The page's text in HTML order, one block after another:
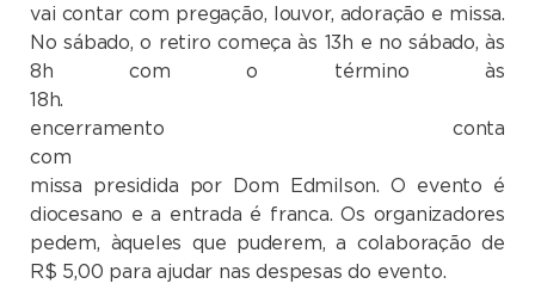
vai contar com pregação, louvor, adoração e missa.
No sábado, o retiro começa às 13h e no sábado, às
8h com o término às
18h.
encerramento conta
com
missa presidida por Dom Edmilson. O evento é
diocesano e a entrada é franca. Os organizadores
pedem, àqueles que puderem, a colaboração de
R$ 5,00 para ajudar nas despesas do evento.